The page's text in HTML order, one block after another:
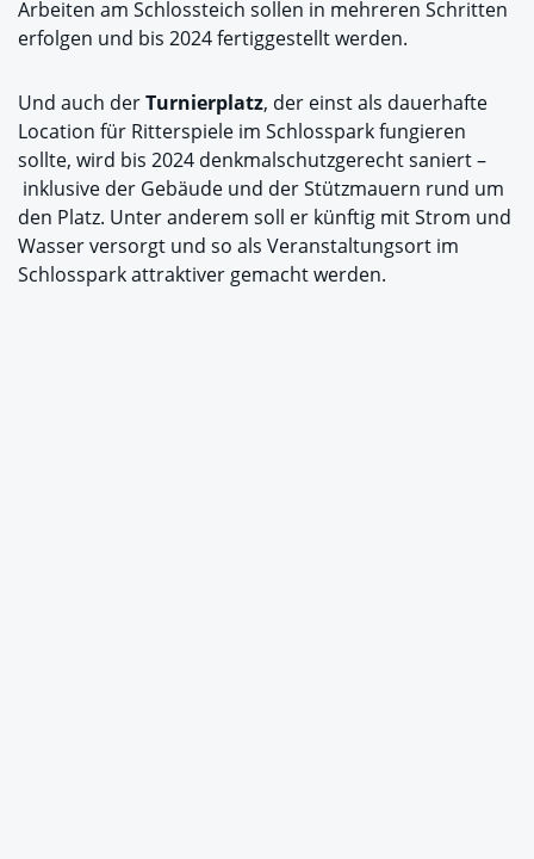
Arbeiten am Schlossteich sollen in mehreren Schritten
erfolgen und bis 2024 fertiggestellt werden.
Und auch derTurnierplatz, der einst als dauerhafte
Location für Ritterspiele im Schlosspark fungieren
sollte, wird bis 2024 denkmalschutzgerecht saniert –
inklusive der Gebäude und der Stützmauern rund um
den Platz. Unter anderem soll er künftig mit Strom und
Wasser versorgt und so als Veranstaltungsort im
Schlosspark attraktiver gemacht werden.